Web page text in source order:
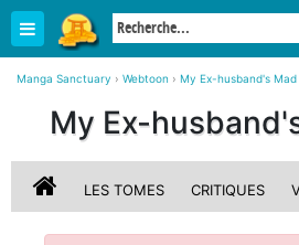
Manga Sanctuary › Webtoon › My Ex-husband's Mad
My Ex-
LES TOMES CRITIQUES